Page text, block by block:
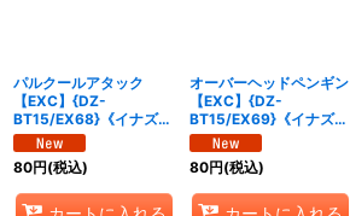
パルクールアタック
【EXC】{DZ-
BT15/EX68}《イナズマ
イレブン》
80円(税込)
オーバーヘッドペンギン
【EXC】{DZ-
BT15/EX69}《イナズマ
イレブン》
80円(税込)